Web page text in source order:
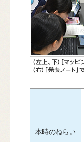
本時のねらい